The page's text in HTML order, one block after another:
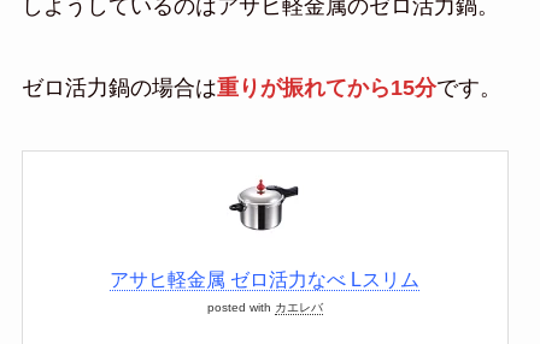
しようしているのはアサヒ軽金属のゼロ活力鍋。
ゼロ活力鍋の場合は重りが振れてから15分です。
アサヒ軽金属 ゼロ活力なべ Lスリム
posted with カエレバ